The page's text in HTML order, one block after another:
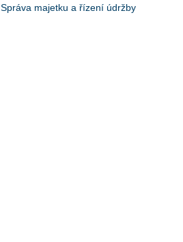
Správa majetku a řízení údržby